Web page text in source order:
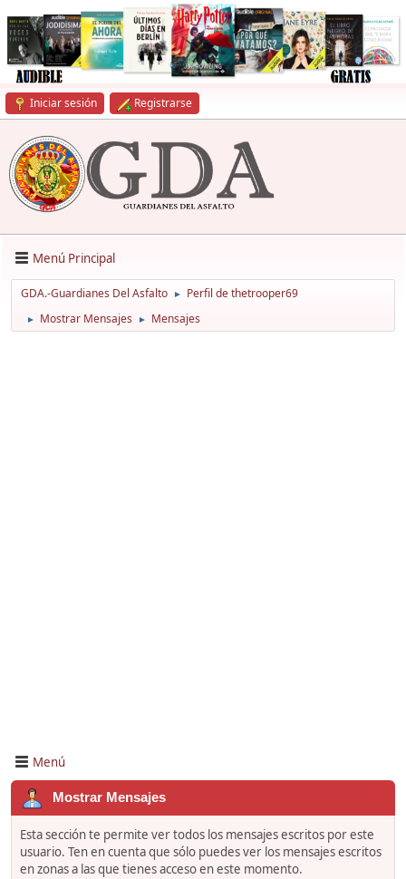
Iniciar sesión Registrarse
Menú Principal
GDA.-Guardianes Del Asfalto ► Perfil de thetrooper69
► Mostrar Mensajes ► Mensajes
Menú
Mostrar Mensajes
Esta sección te permite ver todos los mensajes escritos por este
usuario. Ten en cuenta que sólo puedes ver los mensajes escritos
en zonas a las que tienes acceso en este momento.